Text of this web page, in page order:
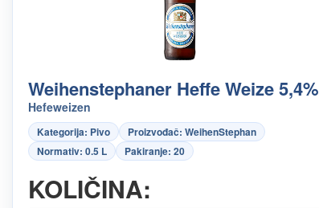
Weihenstephaner Heffe Weize 5,4%
Hefeweizen
Kategorija: Pivo
Proizvođač: WeihenStephan
Normativ: 0.5 L
Pakiranje: 20
KOLIČINA: